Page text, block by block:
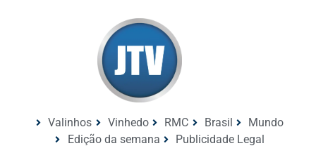
Valinhos Vinhedo RMC Brasil
Mundo
Edição da semana
Publicidade Legal